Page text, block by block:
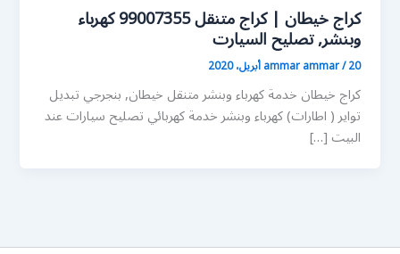
كراج خيطان | كراج متنقل 99007355 كهرباء
وبنشر, تصليح السيارت
ammar ammar/20 أبريل، 2020
كراج خيطان خدمة كهرباء وبنشر متنقل خيطان, بنجرجي تبديل
تواير ( اطارات) كهرباء وبنشر خدمة كهربائي تصليح سيارات عند
البيت […]